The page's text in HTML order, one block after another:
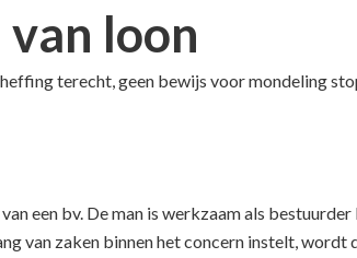
loon
terecht, geen bewijs voor mondeling
een bv. De man is werkzaam als
van zaken binnen het concern instelt,